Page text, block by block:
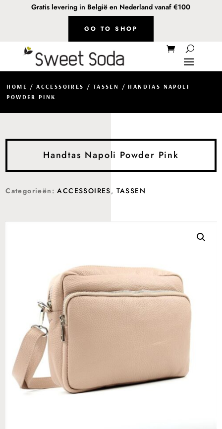
Gratis levering in België en Nederland vanaf €100
GO TO SHOP
HOME /ACCESSOIRES / TASSEN
/ HANDTAS NAPOLI
POWDER PINK
Handtas Napoli Powder Pink
Categorieën:ACCESSOIRES, TASSEN